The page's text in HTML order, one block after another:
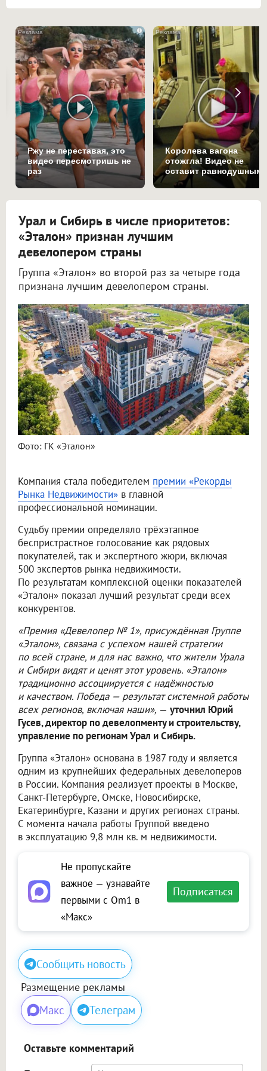
i
Ржу не переставая, это
видео пересмотришь не
раз
Королева вагона
отожгла! Видео не
оставит равнодушным
Урал и Сибирь в числе приоритетов:
«Эталон» признан лучшим
девелопером страны
Группа «Эталон» во второй раз за четыре года
признана лучшим девелопером страны.
Фото: ГК «Эталон»
Компания стала победителем премии «Рекорды
Рынка Недвижимости» в главной
профессиональной номинации.
Судьбу премии определяло трёхэтапное
беспристрастное голосование как рядовых
покупателей, так и экспертного жюри, включая
500 экспертов рынка недвижимости.
По результатам комплексной оценки показателей
«Эталон» показал лучший результат среди всех
конкурентов.
«Премия «Девелопер № 1», присуждённая Группе
«Эталон», связана с успехом нашей стратегии
по всей стране, и для нас важно, что жители Урала
и Сибири видят и ценят этот уровень. «Эталон»
традиционно ассоциируется с надёжностью
и качеством. Победа — результат системной работы
всех регионов, включая наши», — уточнил Юрий
Гусев, директор по девелопменту и строительству,
управление по регионам Урал и Сибирь.
Группа «Эталон» основана в 1987 году и является
одним из крупнейших федеральных девелоперов
в России. Компания реализует проекты в Москве,
Санкт-Петербурге, Омске, Новосибирске,
Екатеринбурге, Казани и других регионах страны.
С момента начала работы Группой введено
в эксплуатацию 9,8 млн кв. м недвижимости.
Не пропускайте
важное — узнавайте
первыми с Om1 в
«Макс»
Подписаться
Сообщить новость
Размещение рекламы
Макс Телеграм
Оставьте комментарий